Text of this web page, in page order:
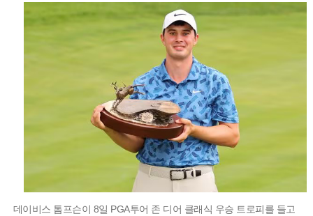
데이비스 톰프슨이 8일 PGA투어 존 디어 클래식 우승 트로피를 들고